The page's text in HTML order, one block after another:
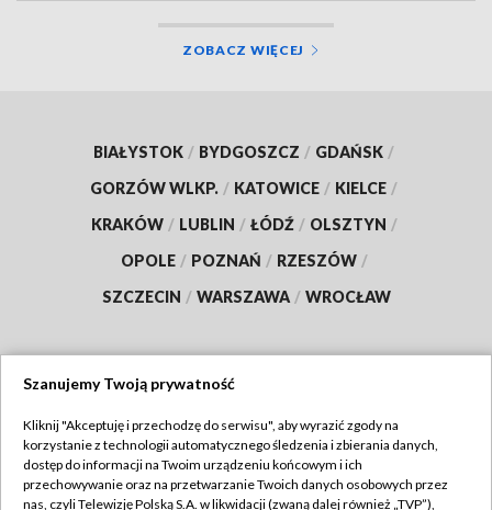
ZOBACZ WIĘCEJ
BIAŁYSTOK / BYDGOSZCZ / GDAŃSK /
GORZÓW WLKP. / KATOWICE / KIELCE /
KRAKÓW / LUBLIN / ŁÓDŹ / OLSZTYN /
OPOLE / POZNAŃ / RZESZÓW /
SZCZECIN / WARSZAWA / WROCŁAW
TVP
Abonament TVP
Regulamin TVP
Szanujemy Twoją prywatność
Kliknij "Akceptuję i przechodzę do serwisu", aby wyrazić zgody na
korzystanie z technologii automatycznego śledzenia i zbierania danych,
dostęp do informacji na Twoim urządzeniu końcowym i ich
przechowywanie oraz na przetwarzanie Twoich danych osobowych przez
nas, czyli Telewizję Polską S.A. w likwidacji (zwaną dalej również „TVP”),